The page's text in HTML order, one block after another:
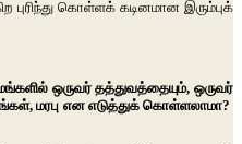
புரிந்து கொள்ளக் கடினமான இரும்புக்
ஒருவர் தத்துவத்தையும், ஒருவர்
மரபு என எடுத்துக் கொள்ளலாமா?